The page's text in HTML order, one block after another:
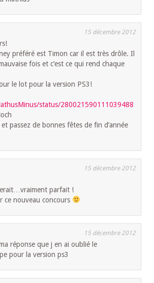
15 décembre 2012
préféré est Timon car il est très drôle. Il
fois et c’est ce qui rend chaque
le lot pour la version PS3!
status/280021590111039488
passez de bonnes fêtes de fin d’année
15 décembre 2012
parfait !
ce nouveau concours
15 décembre 2012
réponse que j en ai oublié le
pour la version ps3